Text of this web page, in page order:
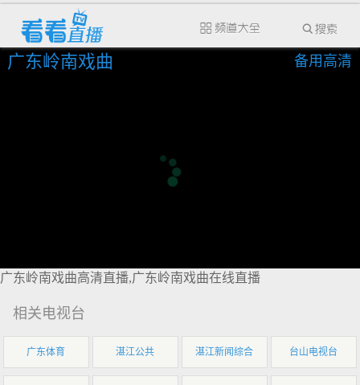
广东岭南戏曲 备用高清
广东岭南戏曲高清直播,广东岭南戏曲在线直播
相关电视台
广东体育 湛江公共 湛江新闻综合 台山电视台